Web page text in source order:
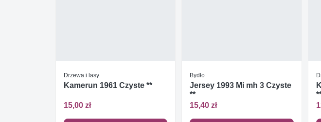
Drzewa i lasy
Kamerun 1961 Czyste **
15,00 zł
Bydło
Jersey 1993 Mi mh 3 Czyste
**
15,40 zł